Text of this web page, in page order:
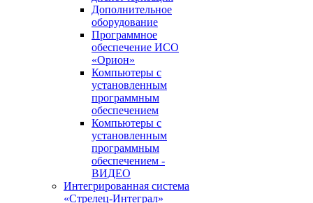
Дополнительное
оборудование
Программное
обеспечение ИСО
«Орион»
Компьютеры с
установленным
программным
обеспечением
Компьютеры с
установленным
программным
обеспечением -
ВИДЕО
Интегрированная система
«Стрелец-Интеграл»